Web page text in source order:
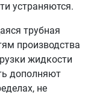
устраняются.
трубная
производства
жидкости
дополняют
не